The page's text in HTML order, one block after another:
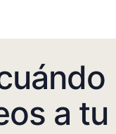
a tu